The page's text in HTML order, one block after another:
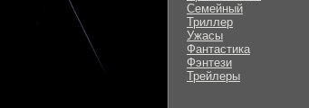
Семейный
Триллер
Ужасы
Фантастика
Фэнтези
Трейлеры